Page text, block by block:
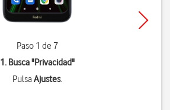
Paso 1 de 7
1. Busca "Privacidad"
PulsaAjustes.